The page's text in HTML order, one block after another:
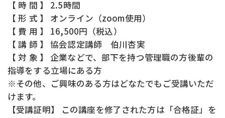
【 時 間 】 2.5時間
【 形 式 】 オンライン（zoom使用）
【 費 用 】 16,500円（税込）
【 講 師 】 協会認定講師 伯川杏実
【 対 象 】 企業などで、部下を持つ管理職の方後輩の
指導をする立場にある方
※その他、ご興味のある方はどなたでもご受講いただ
けます。
【受講証明】 この講座を修了された方は「合格証」を